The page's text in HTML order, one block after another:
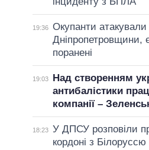
19:36 Окупанти
Дніпропетровщини,
поранені
19:03
Над створенням
антибалістики
компанії –
18:23 У ДПСУ розповіли
кордоні з Білоруссю